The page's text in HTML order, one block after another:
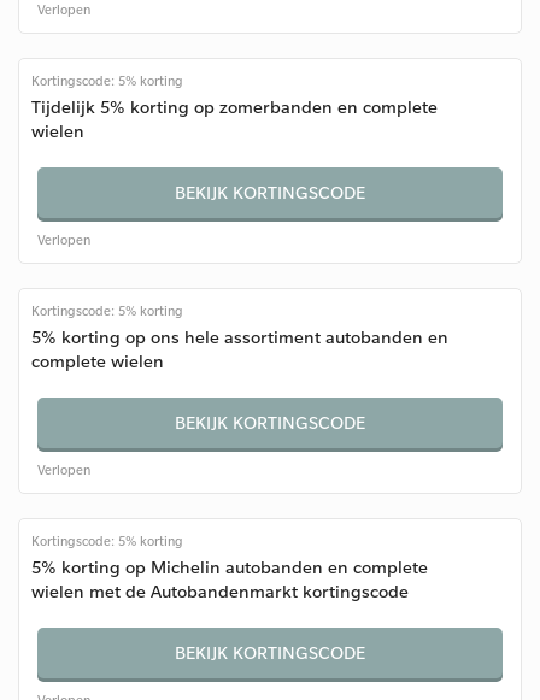
Verlopen
Kortingscode: 5% korting
Tijdelijk 5% korting op zomerbanden en complete
wielen
BEKIJK KORTINGSCODE
Verlopen
Kortingscode: 5% korting
5% korting op ons hele assortiment autobanden en
complete wielen
BEKIJK KORTINGSCODE
Verlopen
Kortingscode: 5% korting
5% korting op Michelin autobanden en complete
wielen met de Autobandenmarkt kortingscode
BEKIJK KORTINGSCODE